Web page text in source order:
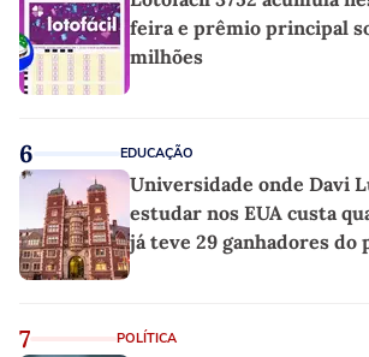
feira e prêmio principal
milhões
6 EDUCAÇÃO
Universidade onde Davi
estudar nos EUA custa
já teve 29 ganhadores do
7 POLÍTICA